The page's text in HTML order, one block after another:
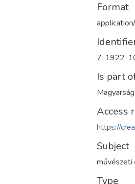
Format
7-1922-
Is part
Magyarság
Access
https://
Subject
művészeti
Type